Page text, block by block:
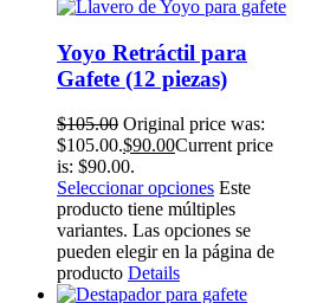
Yoyo Retráctil para
Gafete (12 piezas)
$105.00 Original price was:
$105.00.$90.00Current price
is: $90.00.
Seleccionar opciones Este
producto tiene múltiples
variantes. Las opciones se
pueden elegir en la página de
producto Details